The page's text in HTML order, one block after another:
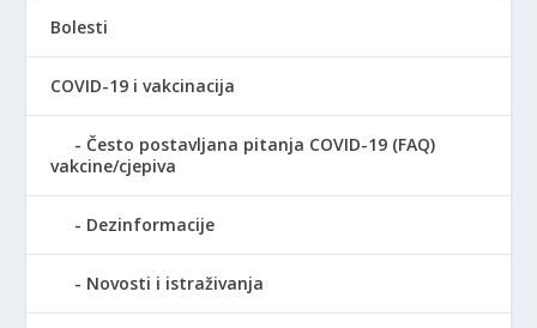
Bolesti
COVID-19 i vakcinacija
Često postavljana pitanja COVID-19 (FAQ)
vakcine/cjepiva
Dezinformacije
Novosti i istraživanja